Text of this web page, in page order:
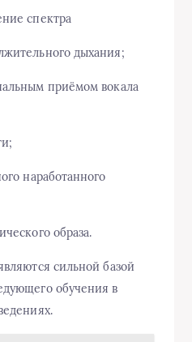
спектра
дыхания;
приёмом вокала
наработанного
образа.
сильной базой
обучения в